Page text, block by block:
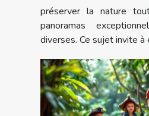
préserver la nature
panoramas
diverses. Ce sujet invite à